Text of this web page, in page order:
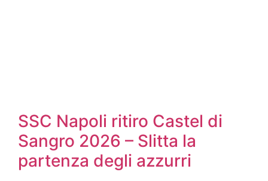
SSC Napoli ritiro Castel di
Sangro 2026 – Slitta la
partenza degli azzurri